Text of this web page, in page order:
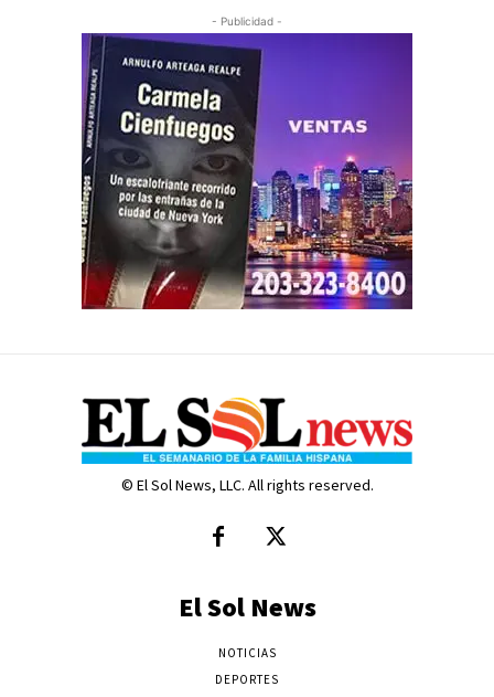
- Publicidad -
© El Sol News, LLC. All rights reserved.
El Sol News
NOTICIAS
DEPORTES